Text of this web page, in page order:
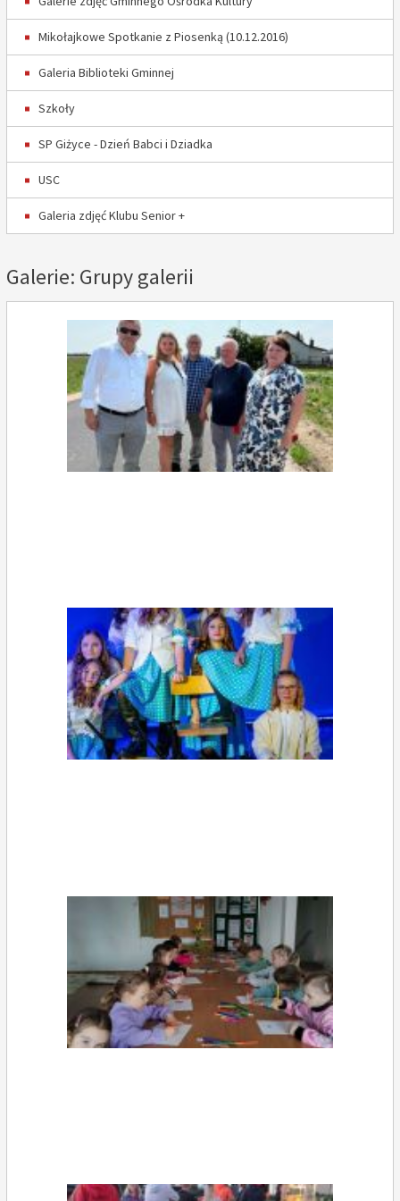
Mikołajkowe Spotkanie z Piosenką (10.12.2016)
Galeria Biblioteki Gminnej
Szkoły
SP Giżyce - Dzień Babci i Dziadka
USC
Galeria zdjęć Klubu Senior +
Galerie: Grupy galerii
Wybierz inną grupę galerii
Galerie zdjęć Gminy Iłów
Galerie zdjęć Gminnego Ośrodka Kultury
Galeria Biblioteki Gminnej